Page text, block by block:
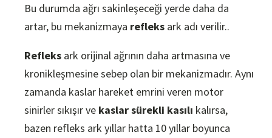
Bu durumda ağrı sakinleşeceği yerde daha da
artar, bu mekanizmaya refleks ark adı verilir..
Refleks ark orijinal ağrının daha artmasına ve
kronikleşmesine sebep olan bir mekanizmadır. Aynı
zamanda kaslar hareket emrini veren motor
sinirler sıkışır ve kaslar sürekli kasılı kalırsa,
bazen refleks ark yıllar hatta 10 yıllar boyunca